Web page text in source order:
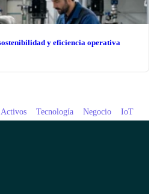
y eficiencia operativa
Tecnología Negocio IoT